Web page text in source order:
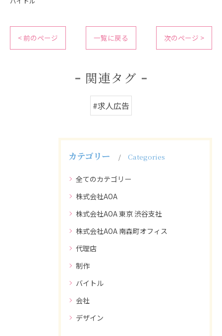
< 前のページ 一覧に戻る 次のページ >
関連タグ
#求人広告
カテゴリー Categories
全てのカテゴリー
株式会社AOA
株式会社AOA 東京 渋谷支社
株式会社AOA 南森町オフィス
代理店
制作
バイトル
会社
デザイン